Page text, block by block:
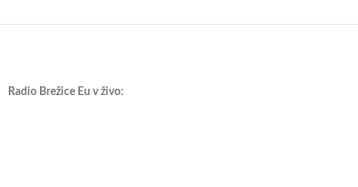
Radio Brežice Eu v živo: